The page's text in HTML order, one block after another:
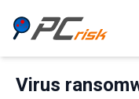
Virus